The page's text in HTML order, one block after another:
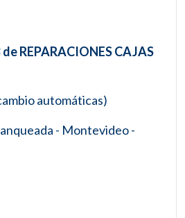
REPARACIONES CAJAS
automáticas)
- Montevideo -